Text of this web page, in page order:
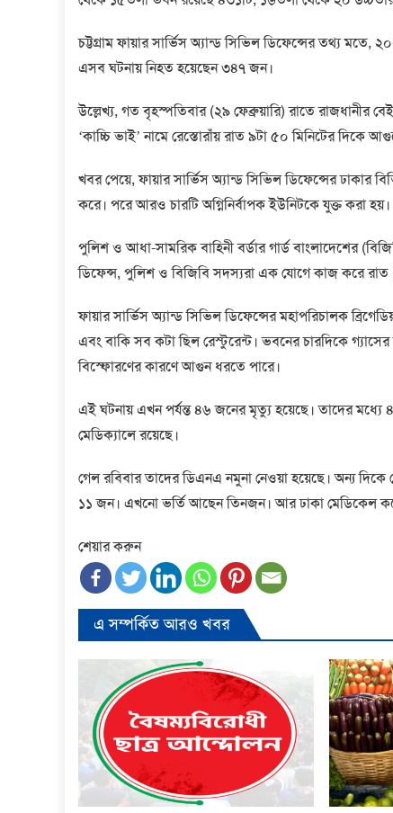
চট্টগ্রাম ফায়ার সার্ভিস অ্যান্ড সিভিল ডিফেন্সের তথ্য মতে,
এসব ঘটনায় নিহত হয়েছেন ৩৪৭ জন।
উল্লেখ্য, গত বৃহস্পতিবার (২৯ ফেব্রুয়ারি) রাতে রাজধানীর
‘কাচ্চি ভাই’ নামে রেস্তোরাঁয় রাত ৯টা ৫০ মিনিটের
খবর পেয়ে, ফায়ার সার্ভিস অ্যান্ড সিভিল ডিফেন্সের ঢাকার
করে। পরে আরও চারটি অগ্নিনির্বাপক ইউনিটকে যুক্ত করা হয়।
পুলিশ ও আধা-সামরিক বাহিনী বর্ডার গার্ড বাংলাদেশের
ডিফেন্স, পুলিশ ও বিজিবি সদস্যরা এক যোগে কাজ করে
ফায়ার সার্ভিস অ্যান্ড সিভিল ডিফেন্সের মহাপরিচালক
এবং বাকি সব কটা ছিল রেস্টুরেন্ট। ভবনের চারদিকে
বিস্ফোরণের কারণে আগুন ধরতে পারে।
এই ঘটনায় এখন পর্যন্ত ৪৬ জনের মৃত্যু হয়েছে। তাদের মধ্যে
মেডিক্যালে রয়েছে।
গেল রবিবার তাদের ডিএনএ নমুনা নেওয়া হয়েছে। অন্য দিকে
১১ জন। এখনো ভর্তি আছেন তিনজন। আর ঢাকা মেডিকেল
শেয়ার করুন
এ সম্পর্কিত আরও খবর